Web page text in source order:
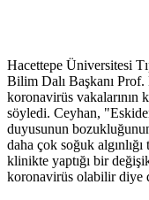
Hacettepe Üniversitesi
Bilim Dalı Başkanı
koronavirüs vakalarının
söyledi. Ceyhan,
duyusunun
daha çok soğuk
klinikte yaptığı bir
koronavirüs olabilir diye